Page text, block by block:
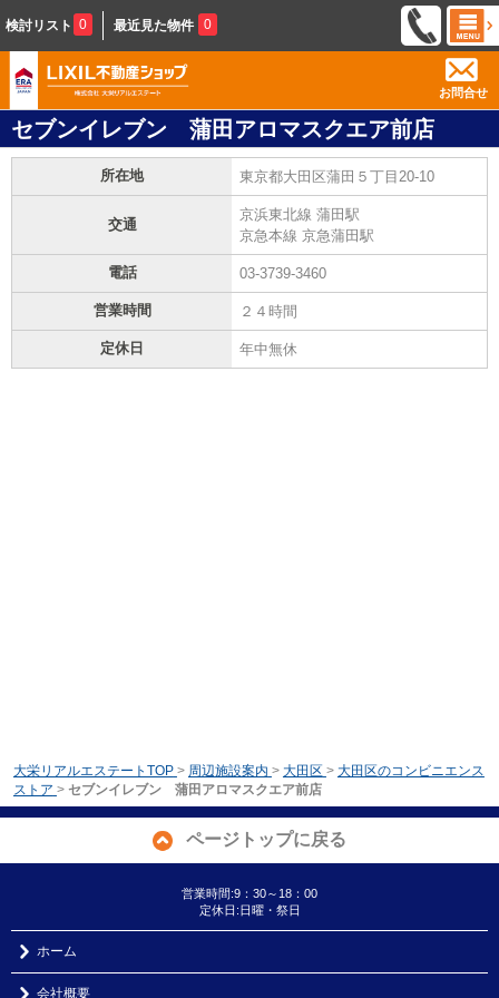
検討リスト 0 最近見た物件 0
お問合せ
セブンイレブン 蒲田アロマスクエア前店
所在地 東京都大田区蒲田５丁目20-10
交通
京浜東北線 蒲田駅
京急本線 京急蒲田駅
電話 03-3739-3460
営業時間 ２４時間
定休日 年中無休
大栄リアルエステートTOP > 周辺施設案内 > 大田区 > 大田区のコンビニエンス
ストア > セブンイレブン 蒲田アロマスクエア前店
ページトップに戻る
営業時間:9：30～18：00
定休日:日曜・祭日
ホーム
会社概要